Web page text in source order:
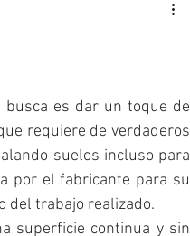
es dar un toque de
requiere de verdaderos
suelos incluso para
por el fabricante para su
del trabajo realizado.
superficie continua y sin